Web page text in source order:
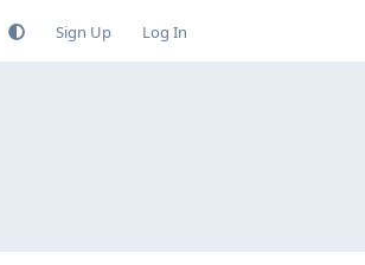
Sign Up Log In